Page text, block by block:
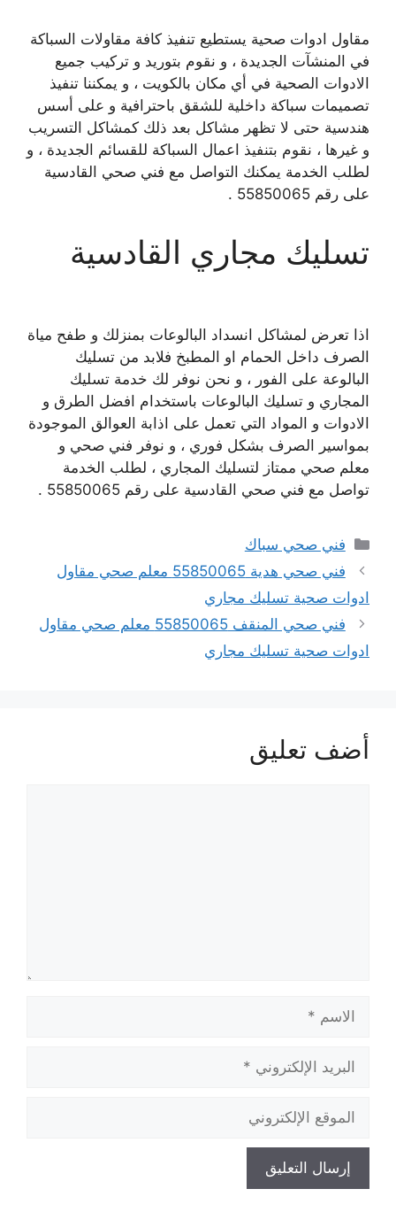
مقاول ادوات صحية يستطيع تنفيذ كافة مقاولات السباكة
في المنشآت الجديدة ، و نقوم بتوريد و تركيب جميع
الادوات الصحية في أي مكان بالكويت ، و يمكننا تنفيذ
تصميمات سباكة داخلية للشقق باحترافية و على أسس
هندسية حتى لا تظهر مشاكل بعد ذلك كمشاكل التسريب
و غيرها ، نقوم بتنفيذ اعمال السباكة للقسائم الجديدة ، و
لطلب الخدمة يمكنك التواصل مع فني صحي القادسية
على رقم 55850065 .
تسليك مجاري القادسية
اذا تعرض لمشاكل انسداد البالوعات بمنزلك و طفح مياة
الصرف داخل الحمام او المطبخ فلابد من تسليك
البالوعة على الفور ، و نحن نوفر لك خدمة تسليك
المجاري و تسليك البالوعات باستخدام افضل الطرق و
الادوات و المواد التي تعمل على اذابة العوالق الموجودة
بمواسير الصرف بشكل فوري ، و نوفر فني صحي و
معلم صحي ممتاز لتسليك المجاري ، لطلب الخدمة
تواصل مع فني صحي القادسية على رقم 55850065 .
التصنيفات
فني صحي سباك
فني صحي هدية 55850065 معلم صحي مقاول
ادوات صحية تسليك مجاري
فني صحي المنقف 55850065 معلم صحي مقاول
ادوات صحية تسليك مجاري
أضف تعليق
الإلكتروني
الإلكتروني